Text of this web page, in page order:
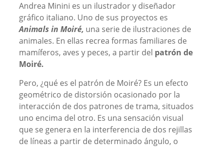
Andrea Minini es un ilustrador y diseñador
gráfico italiano. Uno de sus proyectos es
Animals in Moiré, una serie de ilustraciones de
animales. En ellas recrea formas familiares de
mamíferos, aves y peces, a partir del patrón de
Moiré.
Pero, ¿qué es el patrón de Moiré? Es un efecto
geométrico de distorsión ocasionado por la
interacción de dos patrones de trama, situados
uno encima del otro. Es una sensación visual
que se genera en la interferencia de dos rejillas
de líneas a partir de determinado ángulo, o